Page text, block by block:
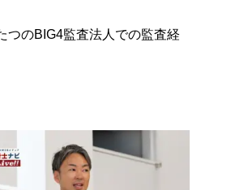
つのBIG4監査法人での監査経